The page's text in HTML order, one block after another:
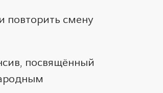
смену
посвящённый